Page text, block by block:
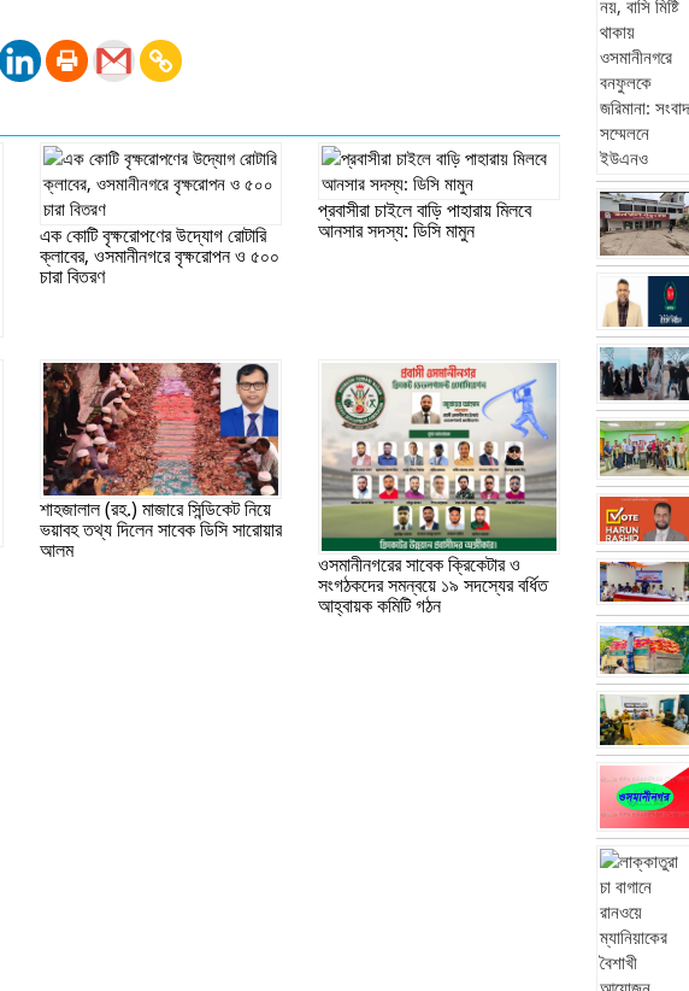
এক কোটি বৃক্ষরোপণের উদ্যোগ রোটারি
ক্লাবের, ওসমানীনগরে বৃক্ষরোপন ও ৫০০
চারা বিতরণ
প্রবাসীরা চাইলে বাড়ি পাহারায় মিলবে
আনসার সদস্য: ডিসি মামুন
শাহজালাল (রহ.) মাজারে সিন্ডিকেট নিয়ে
ভয়াবহ তথ্য দিলেন সাবেক ডিসি সারোয়ার
আলম
ওসমানীনগরের সাবেক ক্রিকেটার ও
সংগঠকদের সমন্বয়ে ১৯ সদস্যের বর্ধিত
আহ্বায়ক কমিটি গঠন